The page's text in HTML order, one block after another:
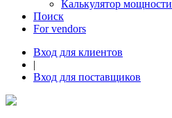
Калькулятор мощности
Поиск
For vendors
Вход для клиентов
|
Вход для поставщиков